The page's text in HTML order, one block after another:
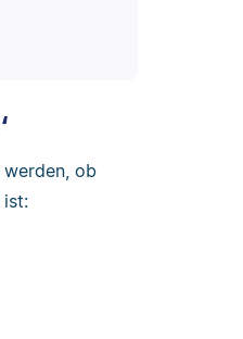
werden, ob
ist: